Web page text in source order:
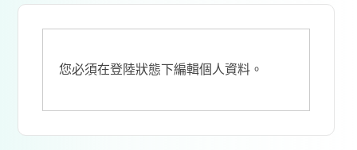
您必須在登陸狀態下編輯個人資料。